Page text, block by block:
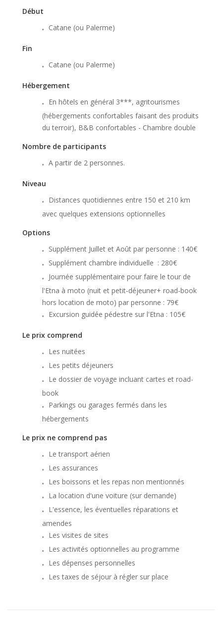
Début
Catane (ou Palerme)
Fin
Catane (ou Palerme)
Hébergement
En hôtels en général 3***, agritourismes
(hébergements confortables faisant des produits
du terroir), B&B confortables - Chambre double
Nombre de participants
A partir de 2 personnes.
Niveau
Distances quotidiennes entre 150 et 210 km
avec quelques extensions optionnelles
Options
Supplément Juillet et Août par personne : 140€
Supplément chambre individuelle : 280€
Journée supplémentaire pour faire le tour de
l'Etna à moto (nuit et petit-déjeuner+ road-book
hors location de moto) par personne : 79€
Excursion guidée pédestre sur l'Etna : 105€
Le prix comprend
Les nuitées
Les petits déjeuners
Le dossier de voyage incluant cartes et road-
book
Parkings ou garages fermés dans les
hébergements
Le prix ne comprend pas
Le transport aérien
Les assurances
Les boissons et les repas non mentionnés
La location d'une voiture (sur demande)
L'essence, les éventuelles réparations et
amendes
Les visites de sites
Les activités optionnelles au programme
Les dépenses personnelles
Les taxes de séjour à régler sur place